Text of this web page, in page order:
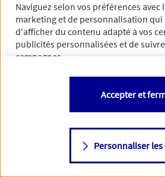
Naviguez selon vos préférences avec
marketing et de personnalisation
d'afficher du contenu adapté à vos
publicités personnalisées et de
campagnes.
Vous êtes libre de les accepter, de les
changer d'avis à tout moment en allant
Consulter notre politique decookies
Personnaliser
Accepter et